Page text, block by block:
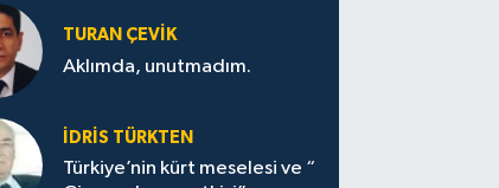
TURAN ÇEVİK
Aklımda, unutmadım.
İDRİS TÜRKTEN
Türkiye’nin kürt meselesi ve “